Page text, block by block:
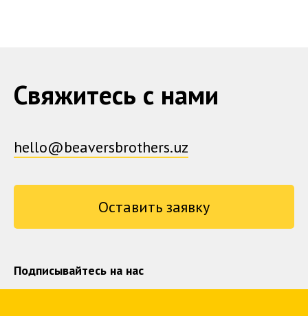
Свяжитесь с нами
hello@beaversbrothers.uz
Оставить заявку
Подписывайтесь на нас